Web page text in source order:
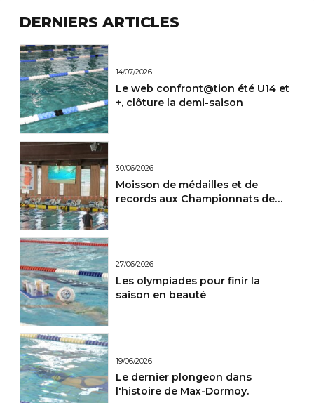
DERNIERS ARTICLES
14/07/2026
Le web confront@tion été U14 et
+, clôture la demi-saison
30/06/2026
Moisson de médailles et de
records aux Championnats de
27/06/2026
Les olympiades pour finir la
saison en beauté
19/06/2026
Le dernier plongeon dans
l'histoire de Max-Dormoy.